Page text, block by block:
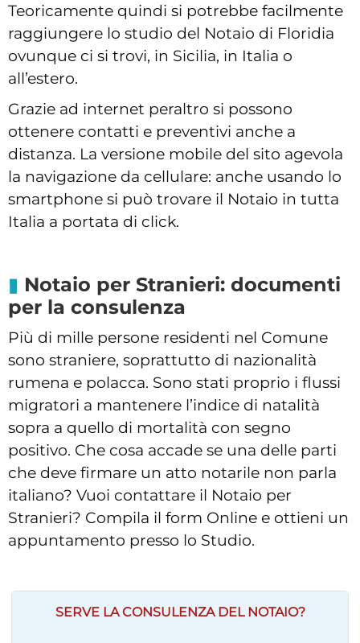
Teoricamente quindi si potrebbe facilmente
raggiungere lo studio del Notaio di Floridia
ovunque ci si trovi, in Sicilia, in Italia o
all’estero.
Grazie ad internet peraltro si possono
ottenere contatti e preventivi anche a
distanza. La versione mobile del sito agevola
la navigazione da cellulare: anche usando lo
smartphone si può trovare il Notaio in tutta
Italia a portata di click.
Notaio per Stranieri: documenti
per la consulenza
Più di mille persone residenti nel Comune
sono straniere, soprattutto di nazionalità
rumena e polacca. Sono stati proprio i flussi
migratori a mantenere l’indice di natalità
sopra a quello di mortalità con segno
positivo. Che cosa accade se una delle parti
che deve firmare un atto notarile non parla
italiano? Vuoi contattare il Notaio per
Stranieri? Compila il form Online e ottieni un
appuntamento presso lo Studio.
SERVE LA CONSULENZA DEL NOTAIO?